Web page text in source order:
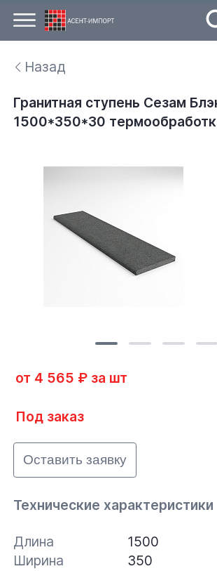
Назад
Гранитная ступень Сезам
1500*350*30
от 4 565 ₽ за шт
Под заказ
Оставить заявку
Технические характеристики
Длина
1500
Ширина
350